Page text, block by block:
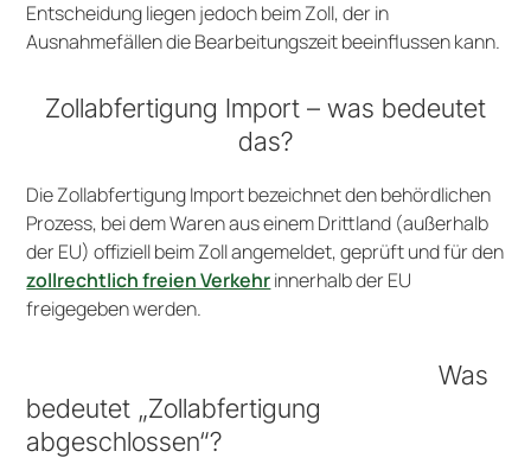
Entscheidung liegen jedoch beim Zoll, der in
Ausnahmefällen die Bearbeitungszeit beeinflussen kann.
Zollabfertigung Import – was bedeutet
das?
Die Zollabfertigung Import bezeichnet den behördlichen
Prozess, bei dem Waren aus einem Drittland (außerhalb
der EU) offiziell beim Zoll angemeldet, geprüft und für den
zollrechtlich freien Verkehrinnerhalb der EU
freigegeben werden.
Was
bedeutet „Zollabfertigung
abgeschlossen“?